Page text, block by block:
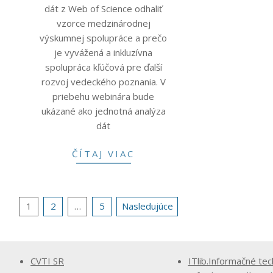
dát z Web of Science odhaliť
vzorce medzinárodnej
výskumnej spolupráce a prečo
je vyvážená a inkluzívna
spolupráca kľúčová pre ďalší
rozvoj vedeckého poznania. V
priebehu webinára bude
ukázané ako jednotná analýza
dát
ČÍTAJ VIAC
Stránkovanie
1 2 … 5 Nasledujúce
CVTI SR
ITlib.Informačné